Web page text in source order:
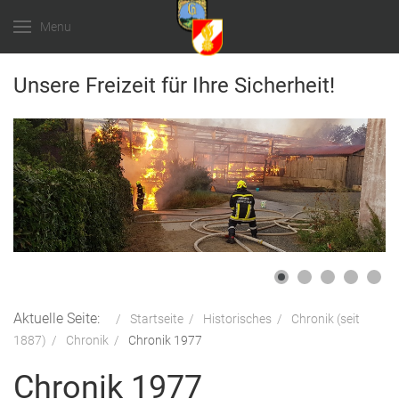
Menu
Unsere Freizeit für Ihre Sicherheit!
Aktuelle Seite: Startseite Historisches
Chronik (seit
1887)
Chronik Chronik 1977
Chronik 1977